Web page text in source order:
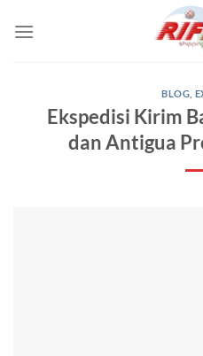
BLOG
Ekspedisi Kirim
dan Antigua